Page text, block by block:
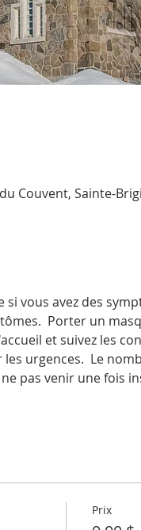
Couvent, Sainte-
vous avez des
Porter un
et suivez les
urgences.  Le
pas venir une fois
Prix